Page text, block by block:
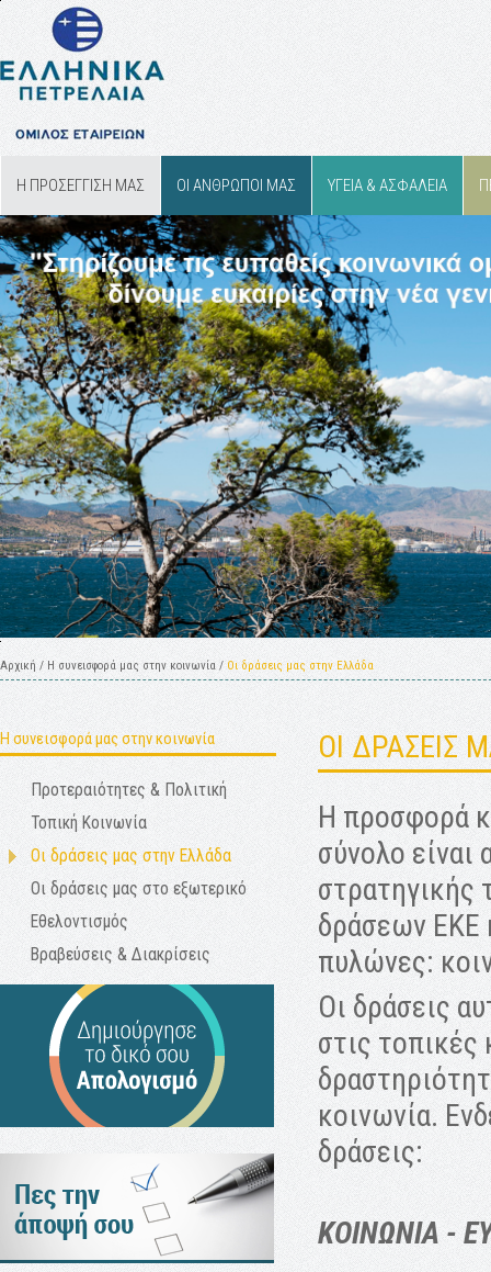
Η ΠΡΟΣΕΓΓΙΣΗ ΜΑΣ ΟΙ ΑΝΘΡΩΠΟΙ ΜΑΣ ΥΓΕΙΑ & ΑΣΦΑΛΕΙΑ
Αρχική / Η συνεισφορά μας στην κοινωνία / Οι δράσεις μας στην Ελλάδα
Η συνεισφορά μας στην κοινωνία
Προτεραιότητες & Πολιτική
Τοπική Κοινωνία
Οι δράσεις μας στην Ελλάδα
Οι δράσεις μας στο εξωτερικό
Εθελοντισμός
Βραβεύσεις & Διακρίσεις
ΟΙ ΔΡΑΣΕΙΣ
Η προσφορά
σύνολο
στρατηγικής
δράσεων ΕΚΕ
πυλώνες:
Οι δράσεις
στις τοπικές
κοινωνία.
δράσεις:
ΚΟΙΝΩΝΙΑ -